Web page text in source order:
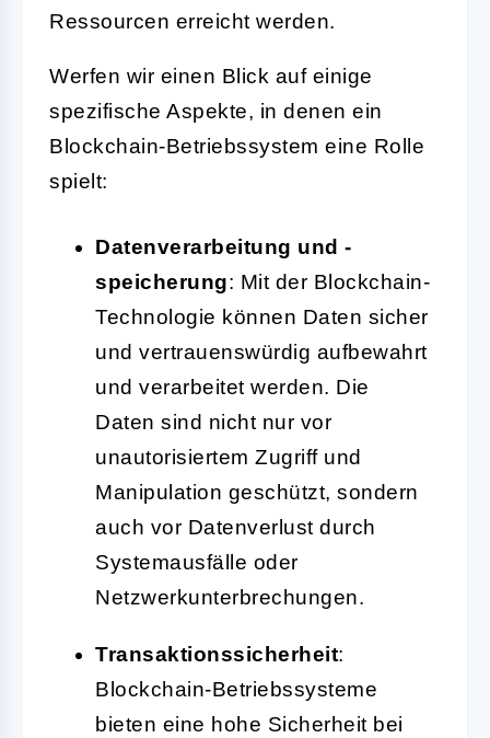
Ressourcen erreicht werden.
Werfen wir einen Blick auf einige
spezifische Aspekte, in denen ein
Blockchain-Betriebssystem eine Rolle
spielt:
Datenverarbeitung und -
speicherung: Mit der Blockchain-
Technologie können Daten sicher
und vertrauenswürdig aufbewahrt
und verarbeitet werden. Die
Daten sind nicht nur vor
unautorisiertem Zugriff und
Manipulation geschützt, sondern
auch vor Datenverlust durch
Systemausfälle oder
Netzwerkunterbrechungen.
Transaktionssicherheit:
Blockchain-Betriebssysteme
bieten eine hohe Sicherheit bei